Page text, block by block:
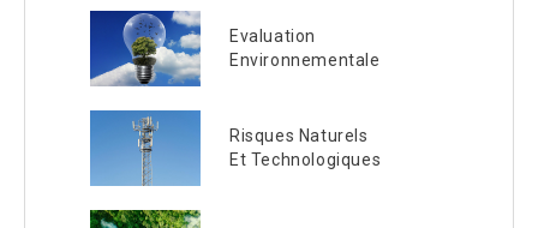
Evaluation
Environnementale
Risques Naturels
Et Technologiques